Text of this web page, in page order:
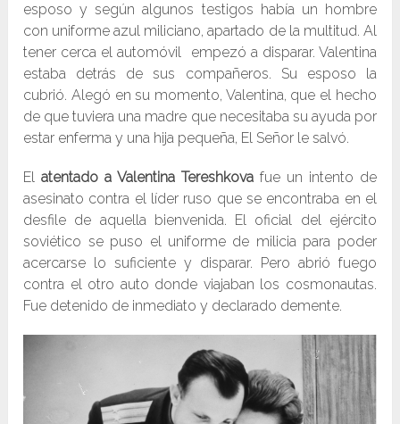
esposo y según algunos testigos había un hombre
con uniforme azul miliciano, apartado de la multitud. Al
tener cerca el automóvil empezó a disparar. Valentina
estaba detrás de sus compañeros. Su esposo la
cubrió. Alegó en su momento, Valentina, que el hecho
de que tuviera una madre que necesitaba su ayuda por
estar enferma y una hija pequeña, El Señor le salvó.
Elatentado a Valentina Tereshkova fue un intento de
asesinato contra el líder ruso que se encontraba en el
desfile de aquella bienvenida. El oficial del ejército
soviético se puso el uniforme de milicia para poder
acercarse lo suficiente y disparar. Pero abrió fuego
contra el otro auto donde viajaban los cosmonautas.
Fue detenido de inmediato y declarado demente.